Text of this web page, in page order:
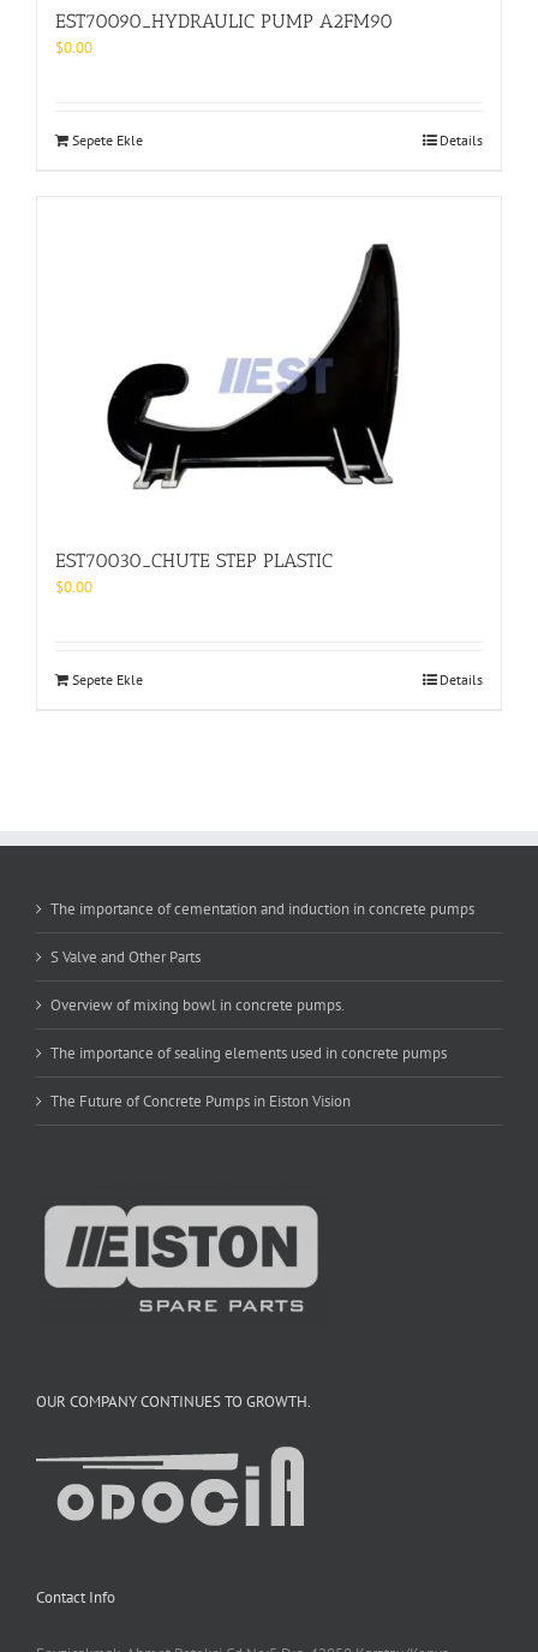
EST70090_HYDRAULIC PUMP A2FM90
$0.00
Sepete Ekle Details
EST70030_CHUTE STEP PLASTIC
$0.00
Sepete Ekle Details
The importance of cementation and induction in concrete pumps
S Valve and Other Parts
Overview of mixing bowl in concrete pumps.
The importance of sealing elements used in concrete pumps
The Future of Concrete Pumps in Eiston Vision
OUR COMPANY CONTINUES TO GROWTH.
Contact Info